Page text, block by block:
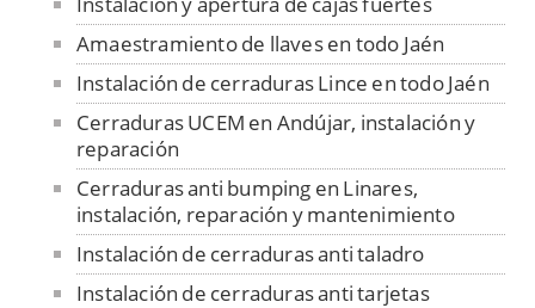
Amaestramiento de llaves en todo Jaén
Instalación de cerraduras Lince en todo Jaén
Cerraduras UCEM en Andújar, instalación y
reparación
Cerraduras anti bumping en Linares,
instalación, reparación y mantenimiento
Instalación de cerraduras anti taladro
Instalación de cerraduras anti tarjetas